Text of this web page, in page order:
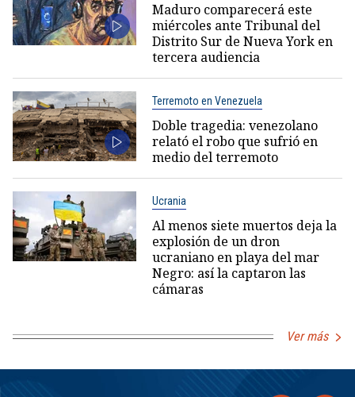
Maduro comparecerá este
miércoles ante Tribunal del
Distrito Sur de Nueva York en
tercera audiencia
Terremoto en Venezuela
Doble tragedia: venezolano
relató el robo que sufrió en
medio del terremoto
Ucrania
Al menos siete muertos deja la
explosión de un dron
ucraniano en playa del mar
Negro: así la captaron las
cámaras
Ver más